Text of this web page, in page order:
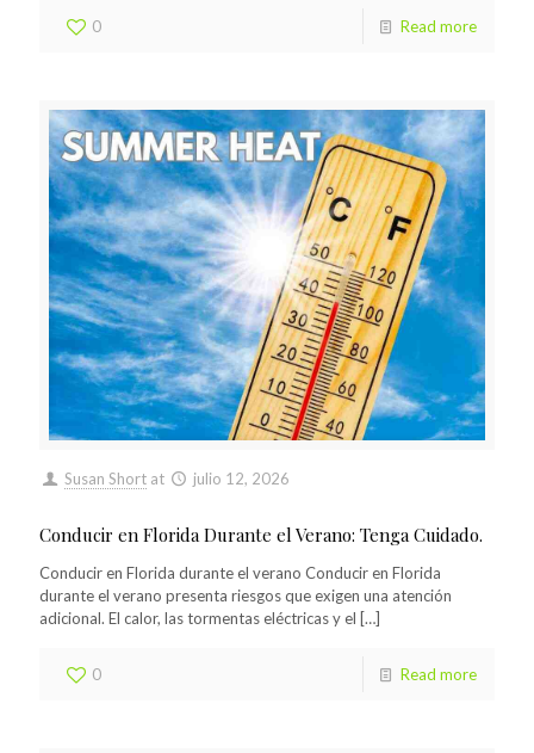
0 Read more
Susan Short at julio 12, 2026
Conducir en Florida Durante el Verano: Tenga Cuidado.
Conducir en Florida durante el verano Conducir en Florida
durante el verano presenta riesgos que exigen una atención
adicional. El calor, las tormentas eléctricas y el […]
0 Read more